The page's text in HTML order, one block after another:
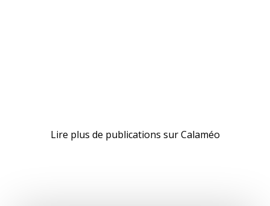
Lire plus de publications sur Calaméo